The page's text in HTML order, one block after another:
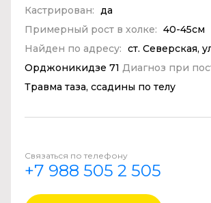
Кастрирован: да
Примерный рост в холке: 40-45см
Найден по адресу: ст. Северская,
Орджоникидзе 71 Диагноз при
Травма таза, ссадины по телу
Связаться по телефону
+7 988 505 2 505